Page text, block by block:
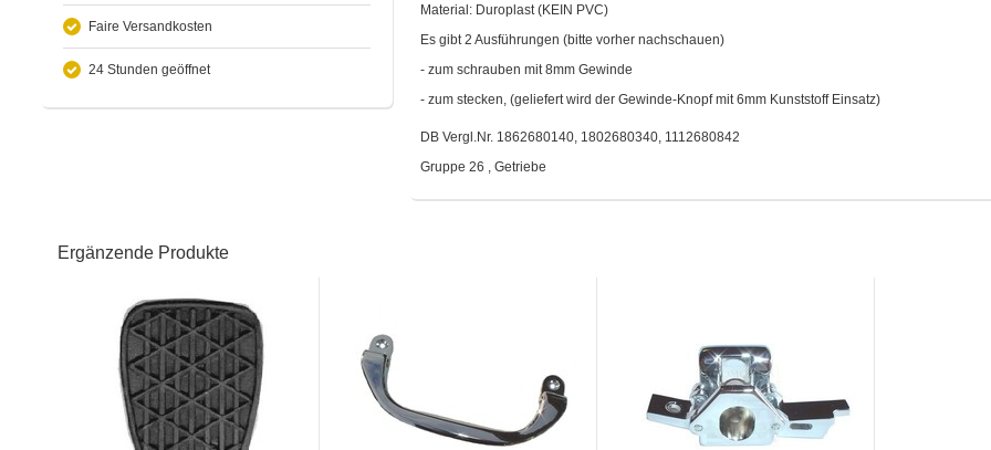
Faire Versandkosten
24 Stunden geöffnet
Material: Duroplast (KEIN PVC)
Es gibt 2 Ausführungen (bitte vorher nachschauen)
- zum schrauben mit 8mm Gewinde
- zum stecken, (geliefert wird der Gewinde-Knopf mit 6mm Kunststoff Einsatz)
DB Vergl.Nr. 1862680140, 1802680340, 1112680842
Gruppe 26 , Getriebe
Ergänzende Produkte